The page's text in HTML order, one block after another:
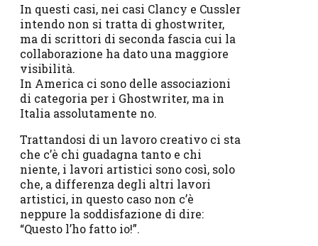
In questi casi, nei casi Clancy e Cussler
intendo non si tratta di ghostwriter,
ma di scrittori di seconda fascia cui la
collaborazione ha dato una maggiore
visibilità.
In America ci sono delle associazioni
di categoria per i Ghostwriter, ma in
Italia assolutamente no.
Trattandosi di un lavoro creativo ci sta
che c’è chi guadagna tanto e chi
niente, i lavori artistici sono così, solo
che, a differenza degli altri lavori
artistici, in questo caso non c’è
neppure la soddisfazione di dire:
“Questo l’ho fatto io!”.